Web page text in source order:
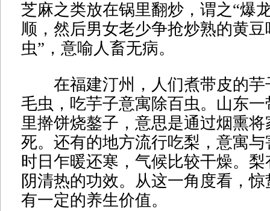
芝麻之类放在锅里翻炒，谓之“爆
顺，然后男女老少争抢炒熟的黄豆
虫”，意喻人畜无病。
在福建汀州，人们煮带皮的芋
毛虫，吃芋子意寓除百虫。山东
里擀饼烧鏊子，意思是通过烟熏
死。还有的地方流行吃梨，意寓
时日乍暖还寒，气候比较干燥。
阴清热的功效。从这一角度看，
有一定的养生价值。